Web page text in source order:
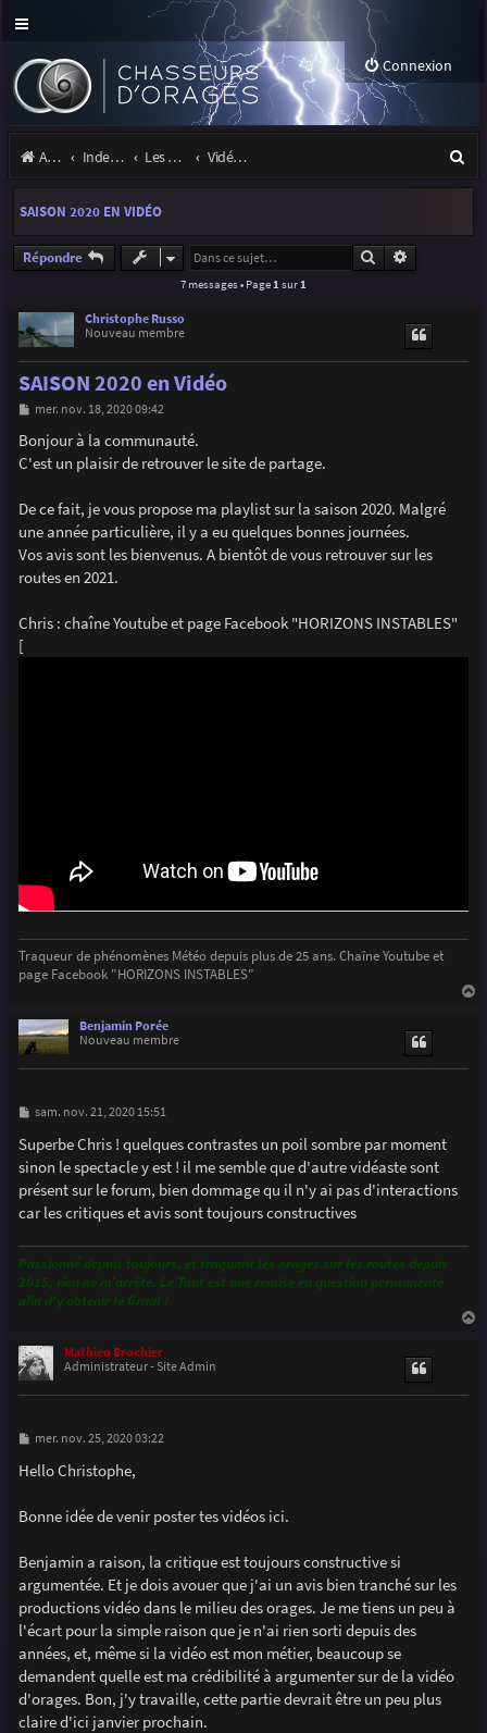
Connexion
Accueil Index du forum Les orages Vidéos d'orages
e
SAISON 2020 EN VIDÉO
Répondre Rechercher
7 messages • Page 1 sur 1
Christophe Russo
Nouveau membre
SAISON 2020 en Vidéo
M
s
s
a
mer. nov. 18, 2020 09:42
Bonjour à la communauté.
C'est un plaisir de retrouver le site de partage.
De ce fait, je vous propose ma playlist sur la saison 2020. Malgré
une année particulière, il y a eu quelques bonnes journées.
Vos avis sont les bienvenus. A bientôt de vous retrouver sur les
routes en 2021.
Chris : chaîne Youtube et page Facebook "HORIZONS INSTABLES"
[
Traqueur de phénomènes Météo depuis plus de 25 ans. Chaîne Youtube et
page Facebook "HORIZONS INSTABLES"
Benjamin Porée
Nouveau membre
M
s
s
a
g
e
sam. nov. 21, 2020 15:51
Superbe Chris ! quelques contrastes un poil sombre par moment
sinon le spectacle y est ! il me semble que d'autre vidéaste sont
présent sur le forum, bien dommage qu il n'y ai pas d'interactions
car les critiques et avis sont toujours constructives
Passionné depuis toujours, et traquant les orages sur les routes depuis
2015, rien ne m’arrête. Le Tout est une remise en question permanente
afin d'y obtenir le Graal !
Mathieu Brochier
Administrateur - Site Admin
M
s
s
e
mer. nov. 25, 2020 03:22
Hello Christophe,
Bonne idée de venir poster tes vidéos ici.
Benjamin a raison, la critique est toujours constructive si
argumentée. Et je dois avouer que j'ai un avis bien tranché sur les
productions vidéo dans le milieu des orages. Je me tiens un peu à
l'écart pour la simple raison que je n'ai rien sorti depuis des
années, et, même si la vidéo est mon métier, beaucoup se
demandent quelle est ma crédibilité à argumenter sur de la vidéo
d'orages. Bon, j'y travaille, cette partie devrait être un peu plus
claire d'ici janvier prochain.